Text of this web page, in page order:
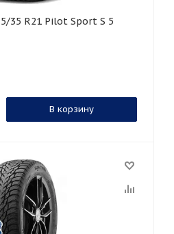
В корзину